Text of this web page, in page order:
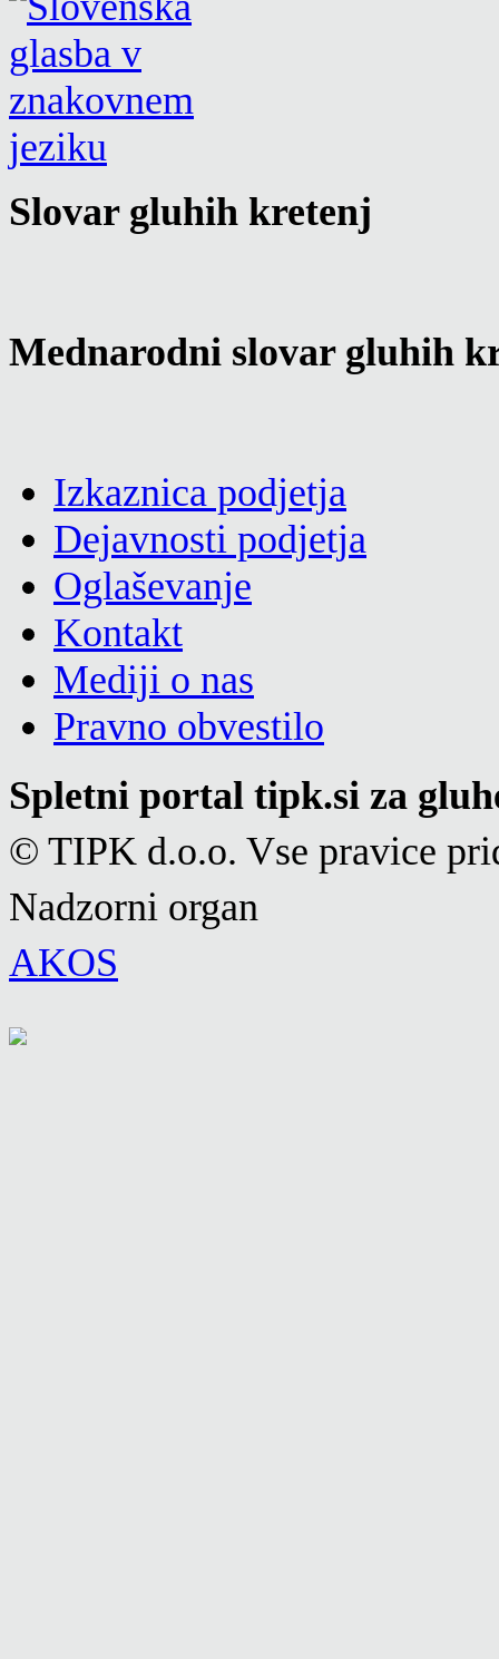
Slovar gluhih kretenj
Mednarodni slovar gluhih
Izkaznica podjetja
Dejavnosti podjetja
Oglaševanje
Kontakt
Mediji o nas
Pravno obvestilo
Spletni portal tipk.si za
© TIPK d.o.o. Vse pravice
Nadzorni organ
AKOS